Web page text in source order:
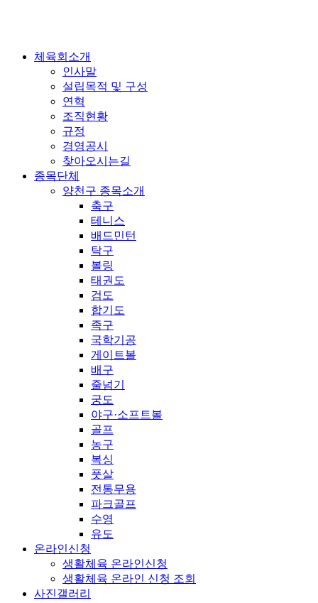
체육회소개
인사말
설립목적 및 구성
연혁
조직현황
규정
경영공시
찾아오시는길
종목단체
양천구 종목소개
축구
테니스
배드민턴
탁구
볼링
태권도
검도
합기도
족구
국학기공
게이트볼
배구
줄넘기
궁도
야구·소프트볼
골프
농구
복싱
풋살
전통무용
파크골프
수영
유도
온라인신청
생활체육 온라인신청
생활체육 온라인 신청 조회
사진갤러리